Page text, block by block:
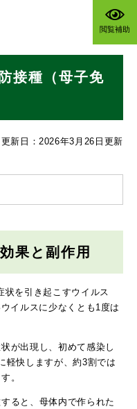
閲覧補助
接種（母子免
更新日：2026年3月26日更新
果と副作用
状を引き起こすウイルス
イルスに少なくとも1度は
が出現し、初めて感染し
軽快しますが、約3割では
。
ると、母体内で作られた